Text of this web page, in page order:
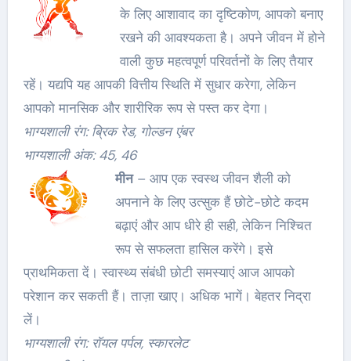
के लिए आशावाद का दृष्टिकोण, आपको बनाए
रखने की आवश्यकता है। अपने जीवन में होने
वाली कुछ महत्वपूर्ण परिवर्तनों के लिए तैयार
रहें। यद्यपि यह आपकी वित्तीय स्थिति में सुधार करेगा, लेकिन
आपको मानसिक और शारीरिक रूप से पस्त कर देगा।
भाग्यशाली रंग: ब्रिक रेड, गोल्डन एंबर
भाग्यशाली अंक: 45, 46
मीन– आप एक स्वस्थ जीवन शैली को
अपनाने के लिए उत्सुक हैं छोटे-छोटे कदम
बढ़ाएं और आप धीरे ही सही, लेकिन निश्चित
रूप से सफलता हासिल करेंगे। इसे
प्राथमिकता दें। स्वास्थ्य संबंधी छोटी समस्याएं आज आपको
परेशान कर सकती हैं। ताज़ा खाए। अधिक भागें। बेहतर निद्रा
लें।
भाग्यशाली रंग: रॉयल पर्पल, स्कारलेट